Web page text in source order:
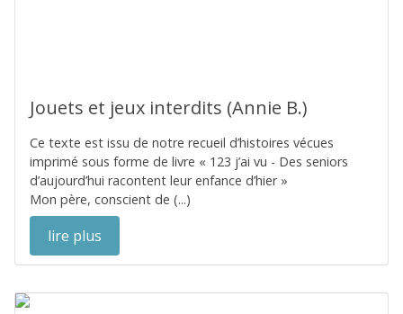
Jouets et jeux interdits (Annie B.)
Ce texte est issu de notre recueil d’histoires vécues
imprimé sous forme de livre « 123 j’ai vu - Des seniors
d’aujourd’hui racontent leur enfance d’hier »
Mon père, conscient de (...)
lire plus